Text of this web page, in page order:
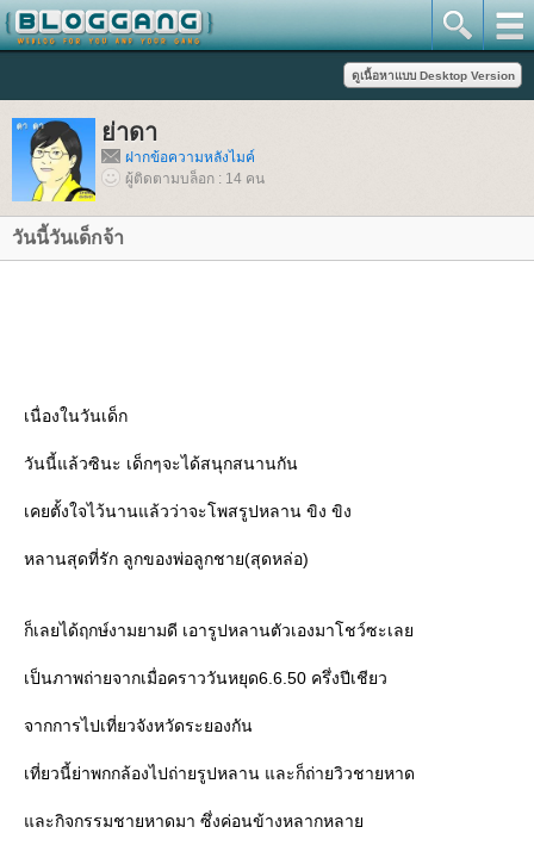
่าดา
ฝากข้อความหลังไมค์
ผู้ติดตามบล็อก : 14 คน
วันนี้วันเด็กจ้า
เนื่องในวันเด็ก
วันนี้แล้วซินะ เด็กๆจะได้สนุกสนานกัน
เคยตั้งใจไว้นานแล้วว่าจะโพสรูปหลาน ขิง ขิง
หลานสุดที่รัก ลูกของพ่อลูกชาย(สุดหล่อ)
ก็เลยได้ฤกษ์งามยามดี เอารูปหลานตัวเองมาโชว์ซะเล
เป็นภาพถ่ายจากเมื่อคราววันหยุด6.6.50 ครึ่งปีเชียว
จากการไปเที่ยวจังหวัดระยองกัน
เที่ยวนี้ย่าพกกล้องไปถ่ายรูปหลาน และก็ถ่ายวิวชายหาด
ละกิจกรรมชายหาดมา ซึ่งค่อนข้างหลากหลา